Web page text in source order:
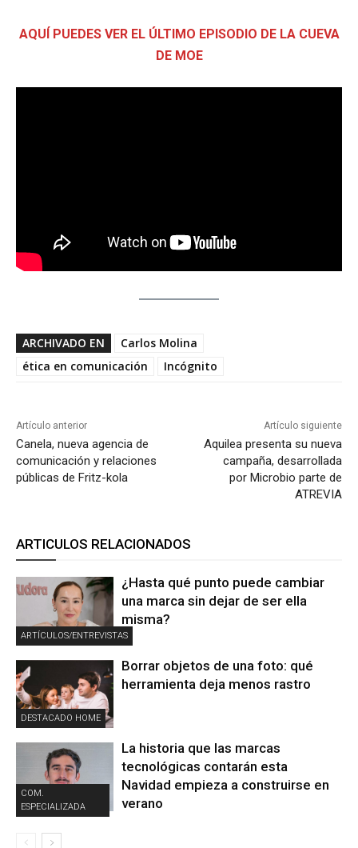
AQUÍ PUEDES VER EL ÚLTIMO EPISODIO DE LA CUEVA
DE MOE
ARCHIVADO EN
Carlos Molina
ética en comunicación
Incógnito
Artículo anterior
Canela, nueva agencia de
comunicación y relaciones
públicas de Fritz-kola
Artículo siguiente
Aquilea presenta su nueva
campaña, desarrollada
por Microbio parte de
ATREVIA
ARTICULOS RELACIONADOS
ARTÍCULOS/ENTREVISTAS
¿Hasta qué punto puede cambiar
una marca sin dejar de ser ella
misma?
DESTACADO HOME
Borrar objetos de una foto: qué
herramienta deja menos rastro
COM.
ESPECIALIZADA
La historia que las marcas
tecnológicas contarán esta
Navidad empieza a construirse en
verano